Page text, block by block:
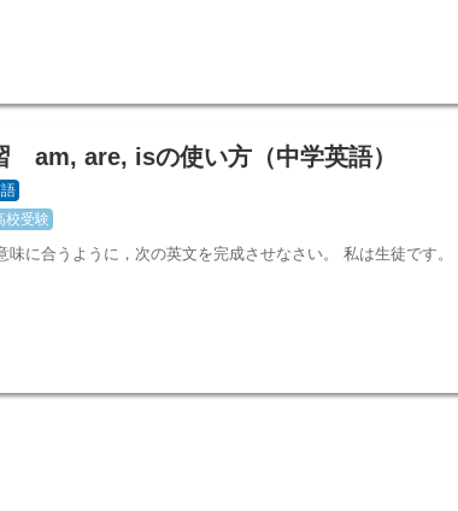
am, are, isの使い方（中学英語）
校受験
味に合うように，次の英文を完成させなさい。 私は生徒です。